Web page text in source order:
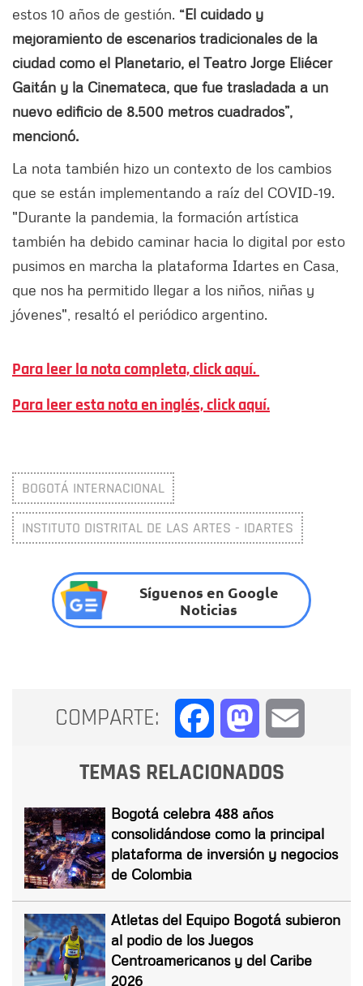
estos 10 años de gestión. “El cuidado y
mejoramiento de escenarios tradicionales de la
ciudad como el Planetario, el Teatro Jorge Eliécer
Gaitán y la Cinemateca, que fue trasladada a un
nuevo edificio de 8.500 metros cuadrados”,
mencionó.
La nota también hizo un contexto de los cambios
que se están implementando a raíz del COVID-19.
"Durante la pandemia, la formación artística
también ha debido caminar hacia lo digital por esto
pusimos en marcha la plataforma Idartes en Casa,
que nos ha permitido llegar a los niños, niñas y
jóvenes", resaltó el periódico argentino.
Para leer la nota completa, click aquí.
Para leer esta nota en inglés, click aquí.
BOGOTÁ INTERNACIONAL
INSTITUTO DISTRITAL DE LAS ARTES - IDARTES
Síguenos en Google
Noticias
COMPARTE: Facebook Mastodon
TEMAS RELACIONADOS
Bogotá celebra 488 años
consolidándose como la principal
plataforma de inversión y negocios
de Colombia
Atletas del Equipo Bogotá subieron
al podio de los Juegos
Centroamericanos y del Caribe
2026